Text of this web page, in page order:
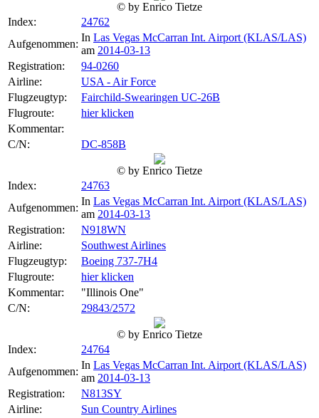
© by Enrico Tietze
Index:
24762
Aufgenommen:
In Las Vegas McCarran Int. Airport (KLAS/LAS)
am 2014-03-13
Registration:
94-0260
Airline:
USA - Air Force
Flugzeugtyp:
Fairchild-Swearingen UC-26B
Flugroute:
hier klicken
Kommentar:
C/N:
DC-858B
© by Enrico Tietze
Index:
24763
Aufgenommen:
In Las Vegas McCarran Int. Airport (KLAS/LAS)
am 2014-03-13
Registration:
N918WN
Airline:
Southwest Airlines
Flugzeugtyp:
Boeing 737-7H4
Flugroute:
hier klicken
Kommentar:
"Illinois One"
C/N:
29843/2572
© by Enrico Tietze
Index:
24764
Aufgenommen:
In Las Vegas McCarran Int. Airport (KLAS/LAS)
am 2014-03-13
Registration:
N813SY
Airline:
Sun Country Airlines